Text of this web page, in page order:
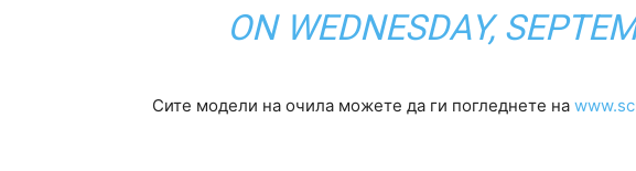
ON WEDNESDAY,
Сите модели на очила можете да ги погледнете на